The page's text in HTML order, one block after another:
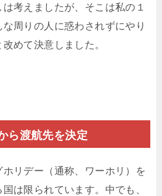
考えましたが、そこは私の１
周りの人に惑わされずにやり
めて決意しました。
ら渡航先を決定
リデー（通称、ワーホリ）を
は限られています。中でも、